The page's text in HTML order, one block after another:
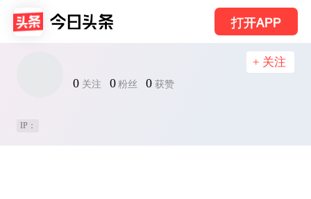
打开APP
0 关注 0 粉丝 0 获赞
+ 关注
IP：